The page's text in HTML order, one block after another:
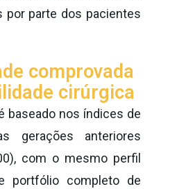
por parte dos pacientes
comprovada
cirúrgica
baseado nos índices de
gerações anteriores
com o mesmo perfil
portfólio completo de